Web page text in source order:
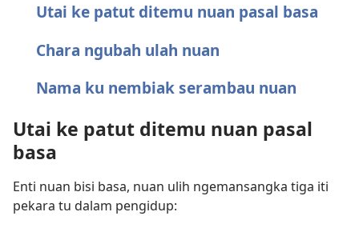
Utai ke patut ditemu nuan pasal basa
Chara ngubah ulah nuan
Nama ku nembiak serambau nuan
Utai ke patut ditemu nuan pasal
basa
Enti nuan bisi basa, nuan ulih ngemansangka tiga iti
pekara tu dalam pengidup: